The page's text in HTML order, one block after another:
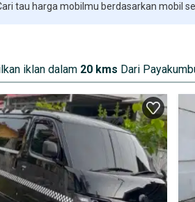
tau harga mobilmu berdasarkan mobil
iklan dalam 20 kms Dari